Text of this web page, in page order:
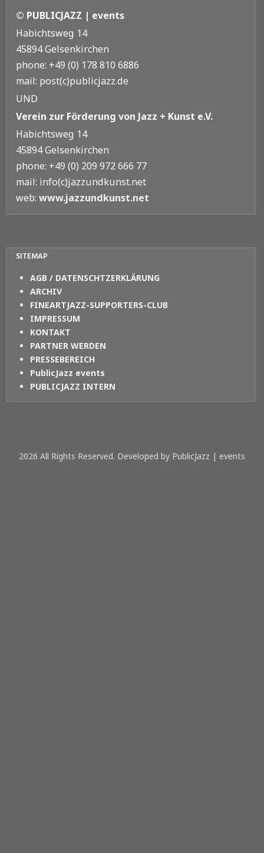
© PUBLICJAZZ | events
Habichtsweg 14
45894 Gelsenkirchen
phone: +49 (0) 178 810 6886
mail: post(c)publicjazz.de
UND
Verein zur Förderung von Jazz + Kunst e.V.
Habichtsweg 14
45894 Gelsenkirchen
phone: +49 (0) 209 972 666 77
mail: info(c)jazzundkunst.net
web: www.jazzundkunst.net
SITEMAP
AGB / DATENSCHTZERKLÄRUNG
ARCHIV
FINEARTJAZZ-SUPPORTERS-CLUB
IMPRESSUM
KONTAKT
PARTNER WERDEN
PRESSEBEREICH
PublicJazz events
PUBLICJAZZ INTERN
2026 All Rights Reserved. Developed by PublicJazz | events